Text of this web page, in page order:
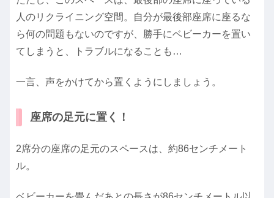
人のリクライニング空間。自分が最後部座席に座るな
ら何の問題もないのですが、勝手にベビーカーを置い
てしまうと、トラブルになることも…
一言、声をかけてから置くようにしましょう。
座席の足元に置く！
2席分の座席の足元のスペースは、約86センチメート
ル。